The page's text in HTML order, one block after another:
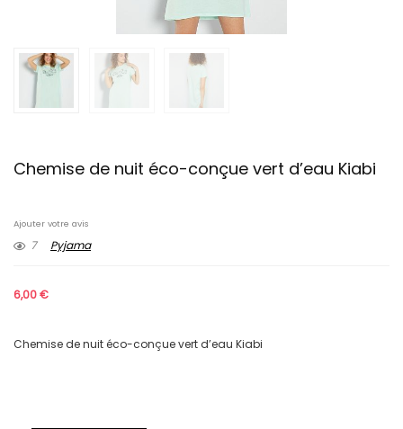
Chemise de nuit éco-conçue vert d’eau Kiabi
Ajouter votre avis
7 Pyjama
6,00€
Chemise de nuit éco-conçue vert d’eau Kiabi